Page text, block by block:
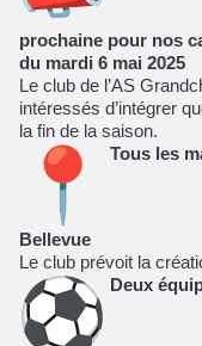
prochaine pour nos
du mardi 6 mai 2025
Le club de l’AS
intéressés d’intégrer
la fin de la saison.
Tous les
Bellevue
Le club prévoit la
Deux